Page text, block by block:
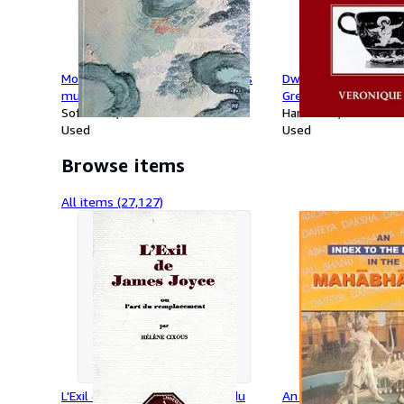
Montagnes célestes. Trésors des
musées de Chine.
Softcover
Used
Dwarfs in Ancient
Greece. Oxford
Classical
Robertson, J
Hardcover
Used
Browse items
All items (27,127)
L'Exil de James Joyce ou l'Art du
An Index to the